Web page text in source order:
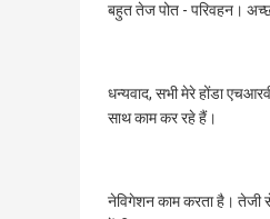
बहुत तेज पोत - परिवहन।
धन्यवाद, सभी मेरे होंडा
साथ काम कर रहे हैं।
नेविगेशन काम करता है।